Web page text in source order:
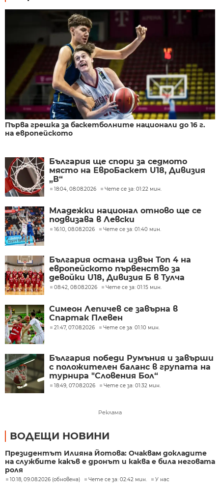
Първа грешка за баскетболните национали до 16 г.
на европейското
България ще спори за седмото
място на ЕвроБаскет U18, Дивизия
„В“
18:04, 08.08.2026 Чете се за: 01:22 мин.
Младежки национал отново ще се
подвизава в Левски
16:10, 08.08.2026 Чете се за: 01:40 мин.
България остана извън Топ 4 на
европейското първенство за
девойки U18, Дивизия Б в Тулча
08:42, 08.08.2026 Чете се за: 01:15 мин.
Симеон Лепичев се завърна в
Спартак Плевен
21:47, 07.08.2026 Чете се за: 01:10 мин.
България победи Румъния и завърши
с положителен баланс в групата на
турнира "Словения Бол“
18:49, 07.08.2026 Чете се за: 01:32 мин.
Реклама
ВОДЕЩИ НОВИНИ
Президентът Илияна Йотова: Очаквам докладите
на службите какъв е дронът и каква е била неговата
роля
10:18, 09.08.2026 (обновена) Чете се за: 02:42 мин. У нас